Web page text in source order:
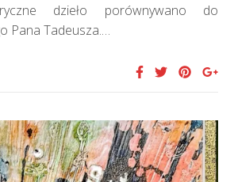
dzieło porównywano do
Pana Tadeusza.…